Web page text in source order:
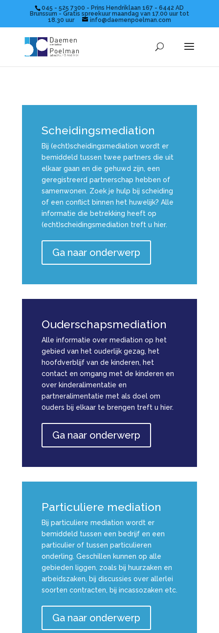
045 - 525 7300 - Prins Hendriklaan 167 - 6442 AD
Brunssum - Gratis spreekuur maandag van 17.00 uur tot
18.30 uur
info@daemenpoelman.com
Scheidingsmediation
Bij (echt)scheidingsmediation wordt er
bemiddeld tussen twee partners die uit
elkaar gaan en die gehuwd zijn, een
geregistreerd partnerschap hebben of
samenwonen. Zoek je hulp bij scheiding
of een conflict binnen het huwelijk? Alle
informatie die betrekking heeft op
(echt)scheidingsmediation treft u hier.
Ga naar onderwerp
Ouderschapsmediation
Alle informatie over mediation op het
gebied van het ouderlijk gezag, het
hoofdverblijf van de kinderen, het
contact en omgang met de kinderen en
over kinderalimentatie en
partneralimentatie met als doel om
0uders bij elkaar te brengen treft u hier.
Ga naar onderwerp
Particuliere mediation
Bij particuliere mediation wordt er
bemiddeld tussen een bedrijf en een
particulier of tussen particulieren
onderling. Geschillen kunnen op alle
gebieden liggen, zoals bij huurzaken en
arbeidszaken, bij discussies over allerlei
soorten contracten, bij incassozaken etc.
Ga naar onderwerp